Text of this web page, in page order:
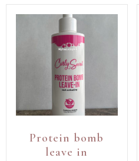
Protein bomb
leave in